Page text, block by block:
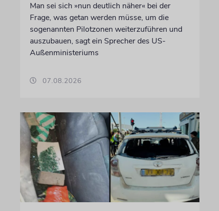
Man sei sich »nun deutlich näher« bei der
Frage, was getan werden müsse, um die
sogenannten Pilotzonen weiterzuführen und
auszubauen, sagt ein Sprecher des US-
Außenministeriums
07.08.2026